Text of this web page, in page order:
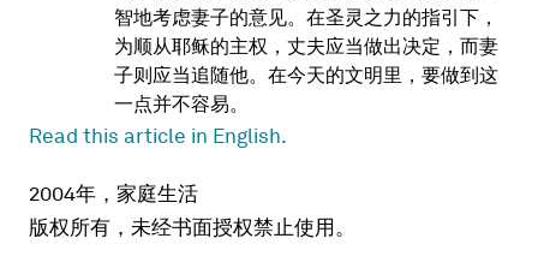
智地考虑妻子的意见。在圣灵之力的指引下，
为顺从耶稣的主权，丈夫应当做出决定，而妻
子则应当追随他。在今天的文明里，要做到这
一点并不容易。
Read this article in English.
2004年，家庭生活
版权所有，未经书面授权禁止使用。